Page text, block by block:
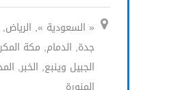
« السعودية », الرياض,
جدة, الدمام, مكة
الجبيل وينبع, الخبر,